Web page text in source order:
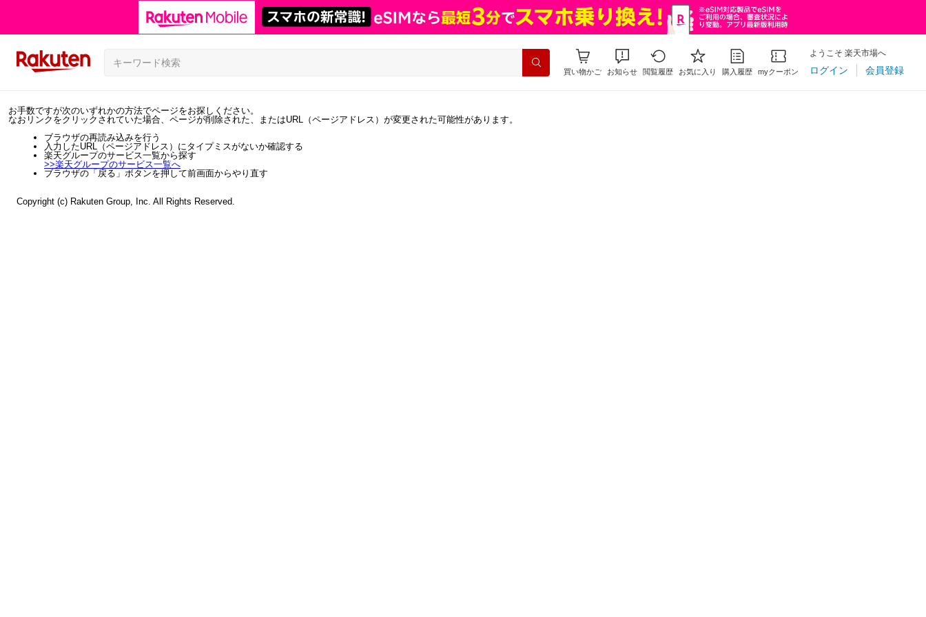
買い物かご お知らせ 閲覧履歴 お気に入り 購入履歴 myクーポン
ようこそ 楽天市場へ
ログイン 会員登録
お手数ですが次のいずれかの方法でページをお探しください。
なおリンクをクリックされていた場合、ページが削除された、またはURL（ページアドレス）が変更された可能性があります。
ブラウザの再読み込みを行う
入力したURL（ページアドレス）にタイプミスがないか確認する
楽天グループのサービス一覧から探す
>>楽天グループのサービス一覧へ
ブラウザの「戻る」ボタンを押して前画面からやり直す
Copyright (c) Rakuten Group, Inc. All Rights Reserved.